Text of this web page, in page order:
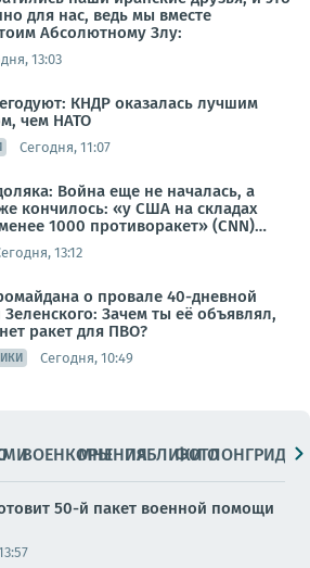
для нас, ведь мы вместе
Абсолютному Злу:
13:03
КНДР оказалась лучшим
чем НАТО
Сегодня, 11:07
Война еще не началась, а
кончилось: «у США на складах
1000 противоракет» (CNN)…
13:12
о провале 40-дневной
Зачем ты её объявлял,
ракет для ПВО?
Сегодня, 10:49
ВОЕНКОРЫМНЕНИЯПАБЛИКИ
ФОТОЛОНГРИДЫ
50-й пакет военной помощи